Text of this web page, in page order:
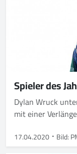
Spieler des
Dylan Wruck
mit einer
17.04.2020 Bild: